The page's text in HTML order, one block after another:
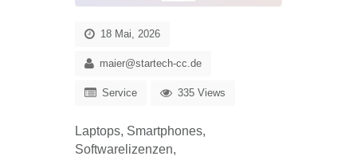
18 Mai, 2026
maier@startech-cc.de
Service 335 Views
Laptops, Smartphones,
Softwarelizenzen,